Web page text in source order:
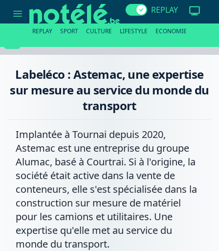
Astemac,
mesure
REPLAY
REPLAY SPORT CULTURE LIFESTYLE ECONOMIE
Labeléco : Astemac, une expertise
sur mesure au service du monde du
transport
Implantée à Tournai depuis 2020,
Astemac est une entreprise du groupe
Alumac, basé à Courtrai. Si à l'origine, la
société était active dans la vente de
conteneurs, elle s'est spécialisée dans la
construction sur mesure de matériel
pour les camions et utilitaires. Une
expertise qu'elle met au service du
monde du transport.